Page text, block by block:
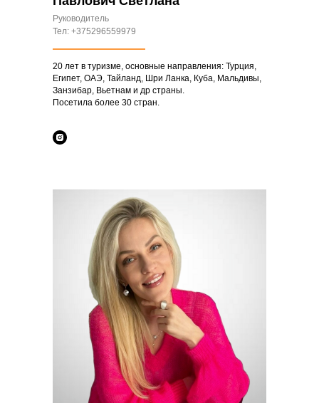
Руководитель
Тел: +375296559979
20 лет в туризме, основные направления: Турция,
Египет, ОАЭ, Тайланд, Шри Ланка, Куба, Мальдивы,
Занзибар, Вьетнам и др страны.
Посетила более 30 стран.